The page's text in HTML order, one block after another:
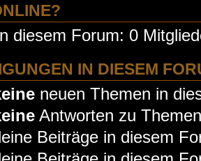
diesem Forum: 0
IN DIESEM
neuen Themen in
Antworten zu
Beiträge in diesem